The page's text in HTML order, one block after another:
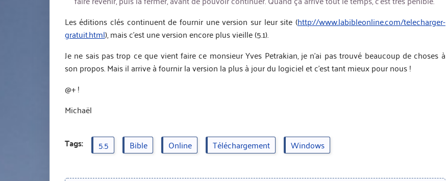
Les éditions clés continuent de fournir une version sur leur site (http://www.labibleonline.com/telecharger-
gratuit.html), mais c’est une version encore plus vieille (5.1).
Je ne sais pas trop ce que vient faire ce monsieur Yves Petrakian, je n’ai pas trouvé beaucoup de choses à
son propos. Mais il arrive à fournir la version la plus à jour du logiciel et c’est tant mieux pour nous !
@+ !
Michaël
Tags: 5.5 Bible Online Téléchargement Windows